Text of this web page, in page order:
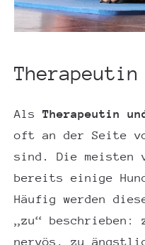
Als Therapeutin
oft an der Seite
sind. Die meisten
bereits einige
Häufig werden
„zu“ beschrieben:
nervös, zu